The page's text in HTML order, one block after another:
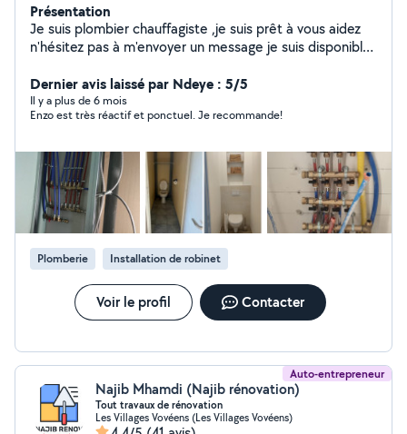
Présentation
Je suis plombier chauffagiste ,je suis prêt à vous aidez
n'hésitez pas à m'envoyer un message je suis disponible
et je ferais tout pour que vous soyez satisfait . 8 ans que
je suis dans ce domaines
Dernier avis laissé par Ndeye : 5/5
Il y a plus de 6 mois
Enzo est très réactif et ponctuel. Je recommande!
Plomberie Installation de robinet
Voir le profil Contacter
Auto-entrepreneur
Najib Mhamdi (Najib rénovation)
Tout travaux de rénovation
Les Villages Vovéens (Les Villages Vovéens)